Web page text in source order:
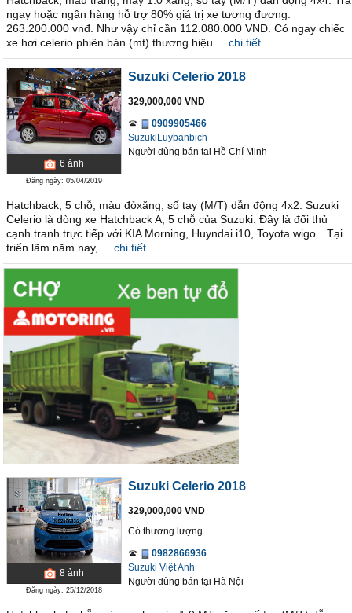
ngay hoặc ngân hàng hỗ trợ 80% giá trị xe tương đương:
263.200.000 vnđ. Như vậy chỉ cần 112.080.000 VNĐ. Có ngay chiếc
xe hơi celerio phiên bản (mt) thương hiệu ...
chi tiết
6 ảnh
Đăng ngày: 05/04/2019
Suzuki Celerio 2018
329,000,000 VND
0909905466
SuzukiLuybanbich
Người dùng bán tại Hồ Chí Minh
Hatchback; 5 chỗ; màu đỏxăng; số tay (M/T) dẫn động 4x2. Suzuki
Celerio là dòng xe Hatchback A, 5 chỗ của Suzuki. Đây là đối thủ
cạnh tranh trực tiếp với KIA Morning, Huyndai i10, Toyota wigo…Tại
triển lãm năm nay, ...
chi tiết
8 ảnh
Đăng ngày: 25/12/2018
Suzuki Celerio 2018
329,000,000 VND
Có thương lượng
0982866936
Suzuki Việt Anh
Người dùng bán tại Hà Nội